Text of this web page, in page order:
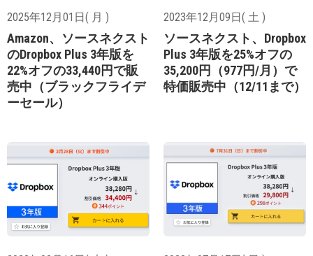
2025年12月01日( 月 )
Amazon、ソースネクスト
のDropbox Plus 3年版を
22%オフの33,440円で販
売中（ブラックフライデ
ーセール）
2023年12月09日( 土 )
ソースネクスト、Dropbox
Plus 3年版を25%オフの
35,200円（977円/月）で
特価販売中（12/11まで）